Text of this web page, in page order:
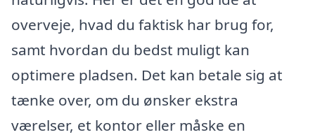
overveje, hvad du faktisk har brug for,
samt hvordan du bedst muligt kan
optimere pladsen. Det kan betale sig at
tænke over, om du ønsker ekstra
værelser, et kontor eller måske en